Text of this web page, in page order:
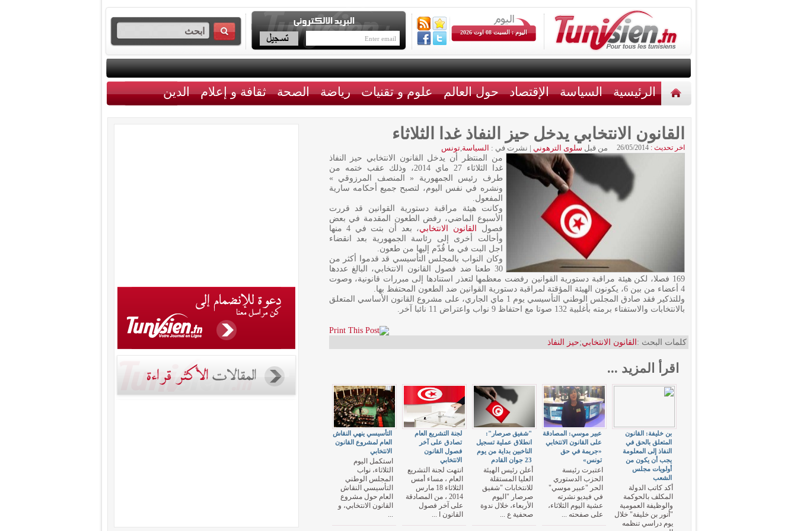
اليوم : السبت 08 اوت 2026
الرئيسية السياسة الإقتصاد حول العالم علوم و تقنيات رياضة الصحة ثقافة و إعلام الدين
القانون الانتخابي يدخل حيز النفاذ غدا الثلاثاء
اخر تحديث : 26/05/2014 من قبل سلوى الترهوني | نشرت في : السياسة,تونس
من المنتظر أن يدخل القانون الانتخابي حيز النفاذ
غدا الثلاثاء 27 ماي 2014، وذلك عقب ختمه من
طرف رئيس الجمهورية « المنصف المرزوقي »
ونشره في نفس اليوم، لتصبح جميع أحكامه سارية
المفعول.
وكانت هيئة مراقبة دستورية القوانين قد قررت
الأسبوع الماضي، رفض الطعون المقدمة في بعض
فصول
القانون الانتخابي
، بعد أن بتت في 4 منها
وأحالت أخرى إلى رئاسة الجمهورية بعد انقضاء
اجل البت في ما قُدّم إليها من طعون.
وكان النواب بالمجلس التأسيسي قد قدموا أكثر من
30 طعنا ضد فصول القانون الانتخابي، البالغ عددها
169 فصلا، لكن هيئة مراقبة دستورية القوانين رفضت معظمها لتعذر استنادها إلى مبررات قانونية، وصوت
4 أعضاء من بين 6، يكونون الهيئة المؤقتة لمراقبة دستورية القوانين ضد الطعون المحتفظ بها.
وللتذكير فقد صادق المجلس الوطني التأسيسي يوم 1 ماي الجاري، على مشروع القانون الأساسي المتعلق
بالانتخابات والاستفتاء برمته بأغلبية 132 صوتا مع احتفاظ 9 نواب واعتراض 11 نائبا آخر.
كلمات البحث : القانون الانتخابي;حيز النفاذ
اقرأ المزيد ...
التأسيسي ينهي النقاش
العام لمشروع القانون
الانتخابي
استكمل اليوم
الثلاثاء، نواب
المجلس الوطني
التأسيسي النقاش
العام حول مشروع
القانون الانتخابي، و
...
لجنة التشريع العام
تصادق على آخر
فصول القانون
الانتخابي
انتهت لجنة التشريع
العام ، مساء أمس
الثلاثاء 18 مارس
2014 ، من المصادقة
على آخر فصول
القانون ا ...
"شفيق صرصار":
انطلاق عملية تسجيل
الناخبين بداية من يوم
23 جوان القادم
أعلن رئيس الهيئة
العليا المستقلة
للانتخابات "شفيق
صرصار "اليوم
الأربعاء، خلال ندوة
صحفية ع ...
عبير موسي: المصادقة
على القانون الانتخابي
«جريمة في حق
تونس»
اعتبرت رئيسة
الحزب الدستوري
الحر "عبير موسي"
في فيديو نشرته
عشية اليوم الثلاثاء،
على صفحته ...
بن خليفة: القانون
المتعلق بالحق في
النفاذ إلى المعلومة
يجب أن يكون من
أولويات مجلس
الشعب
أكد كاتب الدولة
المكلف بالحوكمة
والوظيفة العمومية
"أنور بن خليفة" خلال
يوم دراسي تنظمه